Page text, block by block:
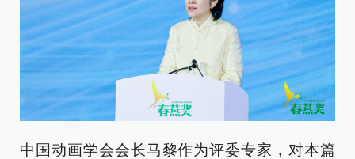
中国动画学会会长马黎作为评委专家，对本篇